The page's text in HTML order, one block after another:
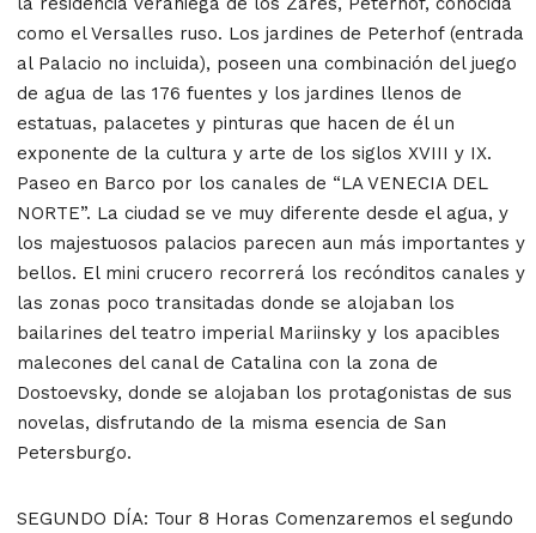
como el Versalles ruso. Los jardines de Peterhof (entrada
al Palacio no incluida), poseen una combinación del juego
de agua de las 176 fuentes y los jardines llenos de
estatuas, palacetes y pinturas que hacen de él un
exponente de la cultura y arte de los siglos XVIII y IX.
Paseo en Barco por los canales de “LA VENECIA DEL
NORTE”. La ciudad se ve muy diferente desde el agua, y
los majestuosos palacios parecen aun más importantes y
bellos. El mini crucero recorrerá los recónditos canales y
las zonas poco transitadas donde se alojaban los
bailarines del teatro imperial Mariinsky y los apacibles
malecones del canal de Catalina con la zona de
Dostoevsky, donde se alojaban los protagonistas de sus
novelas, disfrutando de la misma esencia de San
Petersburgo.
SEGUNDO DÍA: Tour 8 Horas Comenzaremos el segundo